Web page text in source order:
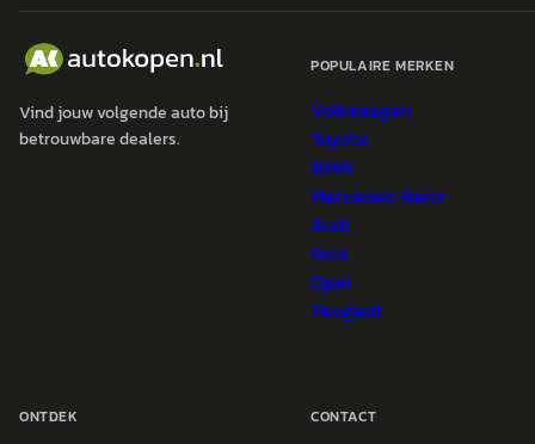
Vind jouw volgende auto bij
betrouwbare dealers.
POPULAIRE MERKEN
Volkswagen
Toyota
BMW
Mercedes-Benz
Audi
Ford
Opel
Peugeot
ONTDEK CONTACT